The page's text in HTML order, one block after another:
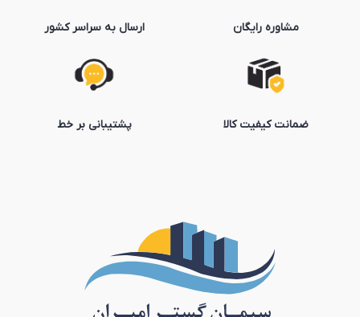
مشاوره رایگان
ضمانت کیفیت کالا
ارسال به سراسر کشور
پشتیبانی بر خط